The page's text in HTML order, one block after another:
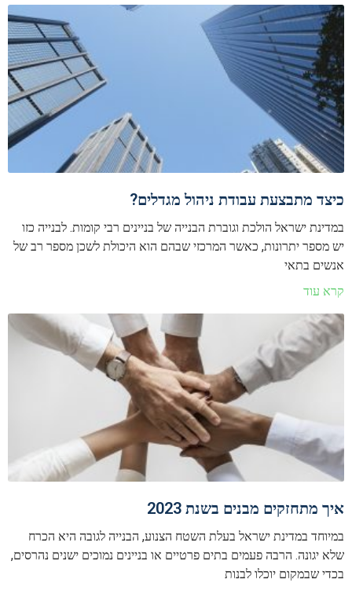
כיצד מתבצעת עבודת ניהול מגדלים?
במדינת ישראל הולכת וגוברת הבנייה של בניינים רבי קומות. לבנייה כזו
יש מספר יתרונות, כאשר המרכזי שבהם הוא היכולת לשכן מספר רב של
אנשים בתאי
קרא עוד
איך מתחזקים מבנים בשנת 2023
במיוחד במדינת ישראל בעלת השטח הצנוע, הבנייה לגובה היא הכרח
שלא יגונה. הרבה פעמים בתים פרטיים או בניינים נמוכים ישנים נהרסים,
בכדי שבמקום יוכלו לבנות